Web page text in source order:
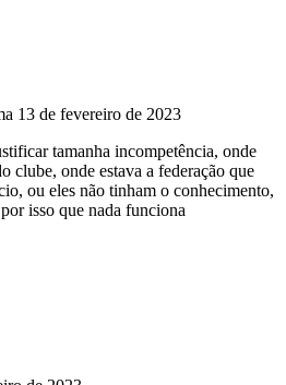
13 de fevereiro de 2023
tamanha incompetência, onde
clube, onde estava a federação que
ou eles não tinham o conhecimento,
isso que nada funciona